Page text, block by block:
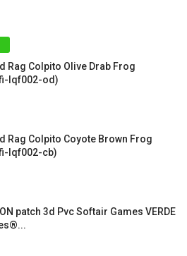
Rag Colpito Olive Drab Frog
lqf002-od)
Rag Colpito Coyote Brown Frog
lqf002-cb)
patch 3d Pvc Softair Games VERDE